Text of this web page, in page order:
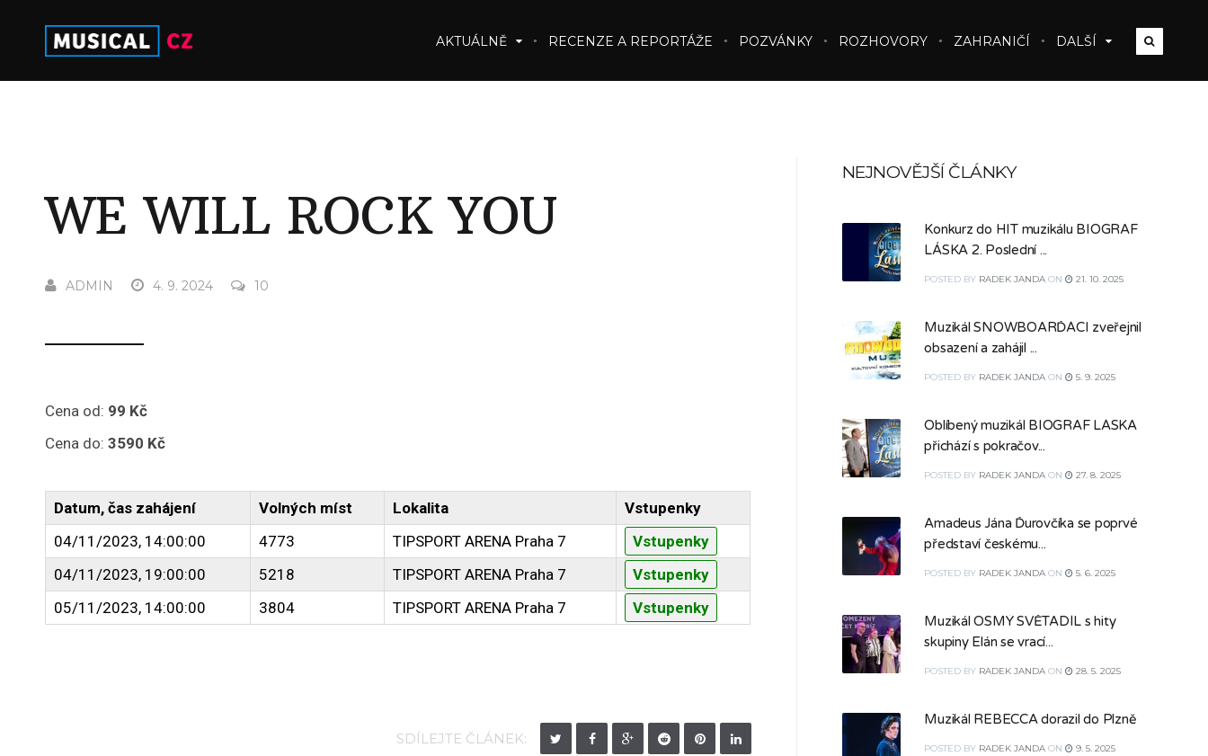
AKTUÁLNĚ RECENZE A REPORTÁŽE POZVÁNKY ROZHOVORY ZAHRANIČÍ DALŠÍ
WE WILL ROCK YOU
ADMIN 4. 9. 2024 10
Cena od: 99 Kč
Cena do:3590 Kč
Datum, čas zahájení Volných míst Lokalita
Vstupenky
04/11/2023, 14:00:00
4773 TIPSPORT ARENA Praha 7
Vstupenky
04/11/2023, 19:00:00
5218 TIPSPORT ARENA Praha 7
Vstupenky
05/11/2023, 14:00:00
3804 TIPSPORT ARENA Praha 7 Vstupenky
SDÍLEJTE ČLÁNEK:
NEJNOVĚJŠÍ ČLÁNKY
Konkurz do HIT muzikálu BIOGRAF
LÁSKA 2. Poslední ...
POSTED BY RADEK JANDA ON 21. 10. 2025
Muzikál SNOWBOARĎÁCI zveřejnil
obsazení a zahájil ...
POSTED BY RADEK JANDA ON 5. 9. 2025
Oblíbený muzikál BIOGRAF LÁSKA
přichází s pokračov...
POSTED BY RADEK JANDA ON 27. 8. 2025
Amadeus Jána Ďurovčíka se poprvé
představí českému...
POSTED BY RADEK JANDA ON 5. 6. 2025
Muzikál OSMÝ SVĚTADÍL s hity
skupiny Elán se vrací...
POSTED BY RADEK JANDA ON 28. 5. 2025
Muzikál REBECCA dorazil do Plzně
POSTED BY RADEK JANDA ON 9. 5. 2025